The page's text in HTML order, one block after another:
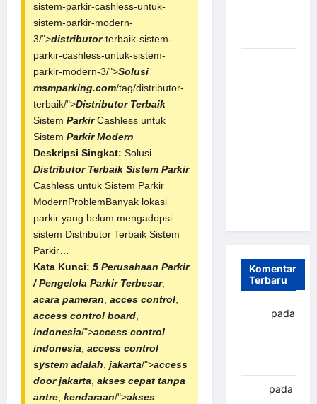
sistem-parkir-cashless-untuk-
sistem-parkir-modern-
3/">distributor-terbaik-sistem-
parkir-cashless-untuk-sistem-
parkir-modern-3/">Solusi
msmparking.com/tag/distributor-
terbaik/">Distributor Terbaik
Sistem ParkirCashless untuk
Sistem Parkir Modern
Deskripsi Singkat: Solusi
Distributor Terbaik Sistem Parkir
Cashless untuk Sistem Parkir
ModernProblemBanyak lokasi
parkir yang belum mengadopsi
sistem Distributor Terbaik Sistem
Parkir…
Kata Kunci: 5 Perusahaan Parkir
/ Pengelola Parkir Terbesar,
acara pameran, acces control,
access control board,
indonesia/">access control
indonesia, access control
system adalah, jakarta/">access
door jakarta, akses cepat tanpa
antre, kendaraan/">akses
Komentar
Terbaru
pada
pada